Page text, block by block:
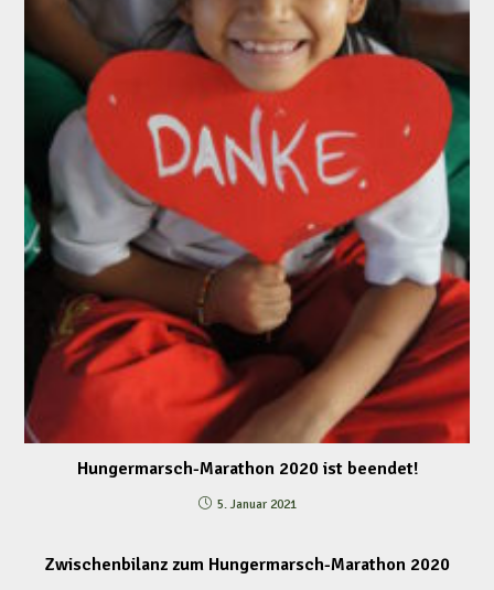
Hungermarsch-Marathon 2020 ist beendet!
5. Januar 2021
Zwischenbilanz zum Hungermarsch-Marathon 2020